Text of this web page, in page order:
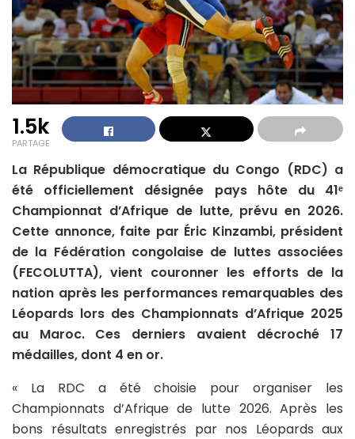
1.5k
PARTAGE
La République démocratique du Congo (RDC) a
été officiellement désignée pays hôte du 41ᵉ
Championnat d’Afrique de lutte, prévu en 2026.
Cette annonce, faite par Éric Kinzambi, président
de la Fédération congolaise de luttes associées
(FECOLUTTA), vient couronner les efforts de la
nation après les performances remarquables des
Léopards lors des Championnats d’Afrique 2025
au Maroc. Ces derniers avaient décroché 17
médailles, dont 4 en or.
« La RDC a été choisie pour organiser les
Championnats d’Afrique de lutte 2026. Après les
bons résultats enregistrés par nos Léopards aux